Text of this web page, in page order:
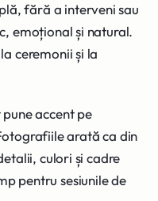
fără a interveni sau
emoțional și natural.
ceremonii și la
accent pe
arată ca din
culori și cadre
pentru sesiunile de